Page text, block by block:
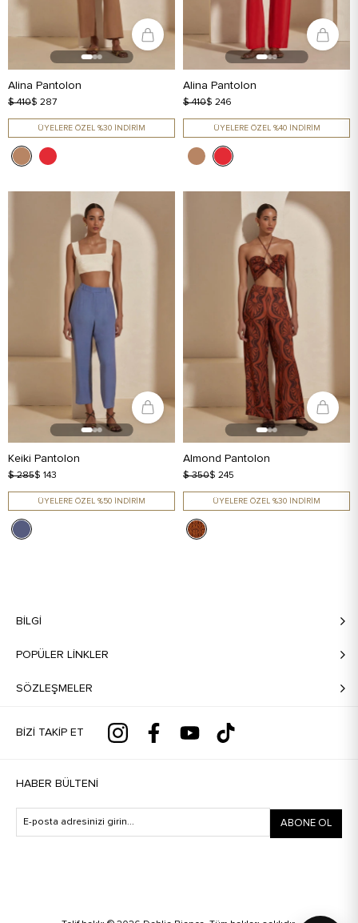
Alina Pantolon
$ 410$ 287
ÜYELERE ÖZEL %30 İNDİRİM
Alina Pantolon
$ 410$ 246
ÜYELERE ÖZEL %40 İNDİRİM
Keiki Pantolon
$ 285$ 143
ÜYELERE ÖZEL %50 İNDİRİM
Almond Pantolon
$ 350$ 245
ÜYELERE ÖZEL %30 İNDİRİM
BILGI
POPÜLER LİNKLER
SÖZLEŞMELER
BIZI TAKIP ET
HABER BÜLTENI
ABONE OL